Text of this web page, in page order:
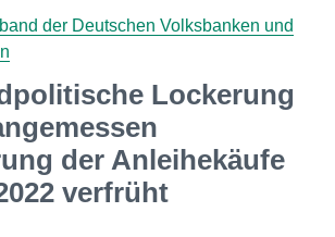
der Deutschen Volksbanken und
Lockerung
der Anleihekäufe
verfrüht